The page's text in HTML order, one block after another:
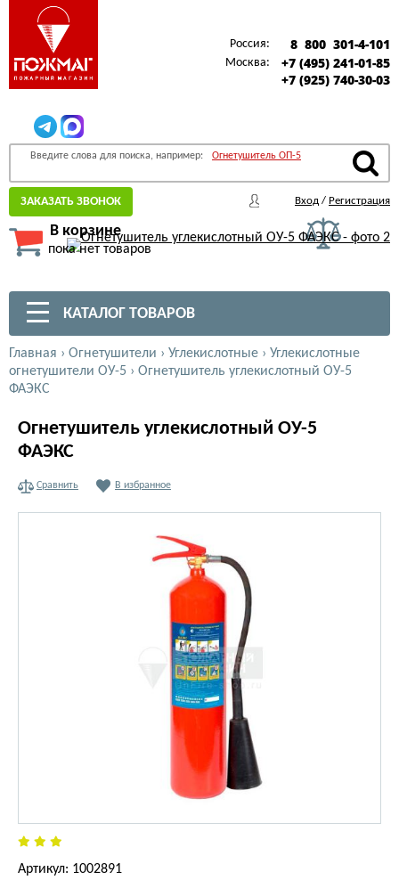
Россия: 8 800 301-4-101
Москва:
+7 (495) 241-01-85
+7 (925) 740-30-03
Введите слова для поиска, например: Огнетушитель ОП-5
ЗАКАЗАТЬ ЗВОНОК Вход / Регистрация
В корзине
пока нет товаров
КАТАЛОГ ТОВАРОВ
Главная › Огнетушители › Углекислотные › Углекислотные
огнетушители ОУ-5 › Огнетушитель углекислотный ОУ-5
ФАЭКС
Огнетушитель углекислотный ОУ-5
ФАЭКС
Сравнить В избранное
Артикул: 1002891